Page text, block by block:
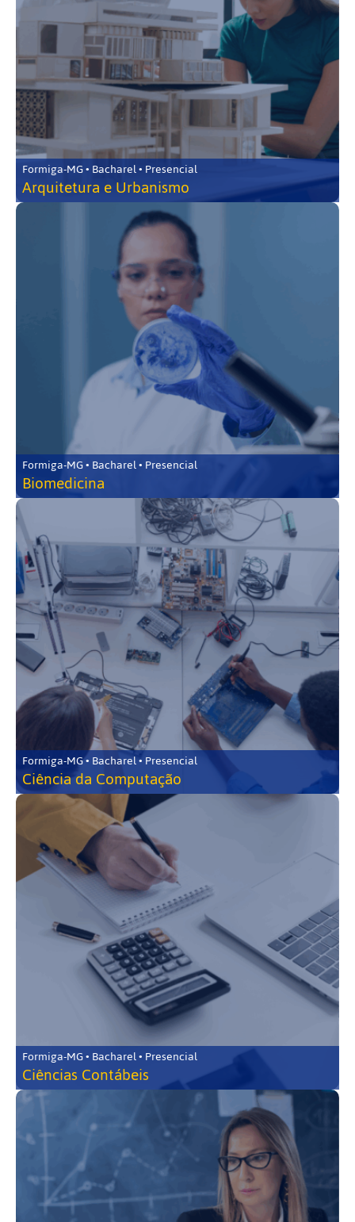
Formiga-MG • Bacharel • Presencial
Arquitetura e Urbanismo
Formiga-MG • Bacharel • Presencial
Biomedicina
Formiga-MG • Bacharel • Presencial
Ciência da Computação
Formiga-MG • Bacharel • Presencial
Ciências Contábeis